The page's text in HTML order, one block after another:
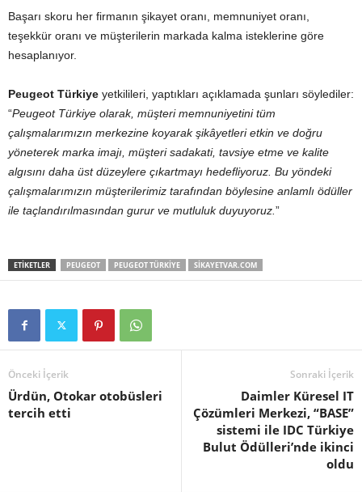
Başarı skoru her firmanın şikayet oranı, memnuniyet oranı,
teşekkür oranı ve müşterilerin markada kalma isteklerine göre
hesaplanıyor.
Peugeot Türkiye yetkilileri, yaptıkları açıklamada şunları söylediler:
“Peugeot Türkiye olarak, müşteri memnuniyetini tüm
çalışmalarımızın merkezine koyarak şikâyetleri etkin ve doğru
yöneterek marka imajı, müşteri sadakati, tavsiye etme ve kalite
algısını daha üst düzeylere çıkartmayı hedefliyoruz. Bu yöndeki
çalışmalarımızın müşterilerimiz tarafından böylesine anlamlı ödüller
ile taçlandırılmasından gurur ve mutluluk duyuyoruz. ”
ETIKETLER PEUGEOT PEUGEOT TÜRKIYE SIKAYETVAR.COM
Önceki İçerik
Ürdün, Otokar otobüsleri
tercih etti
Sonraki İçerik
Daimler Küresel IT
Çözümleri Merkezi, “BASE”
sistemi ile IDC Türkiye
Bulut Ödülleri’nde ikinci
oldu